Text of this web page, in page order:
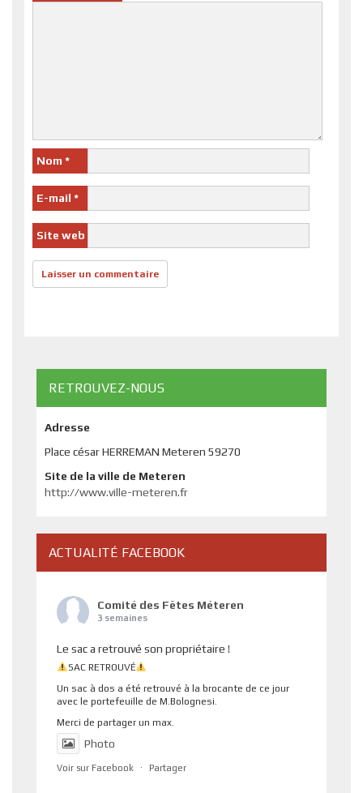
Nom *
E-mail *
Site web
RETROUVEZ-NOUS
Adresse
Place césar HERREMAN Meteren 59270
Site de la ville de Meteren
http://www.ville-meteren.fr
ACTUALITÉ FACEBOOK
Comité des Fêtes Méteren
3 semaines
Le sac a retrouvé son propriétaire !
SAC RETROUVÉ
Un sac à dos a été retrouvé à la brocante de ce jour
avec le portefeuille de M.Bolognesi.
Merci de partager un max.
Photo
Voir sur Facebook · Partager